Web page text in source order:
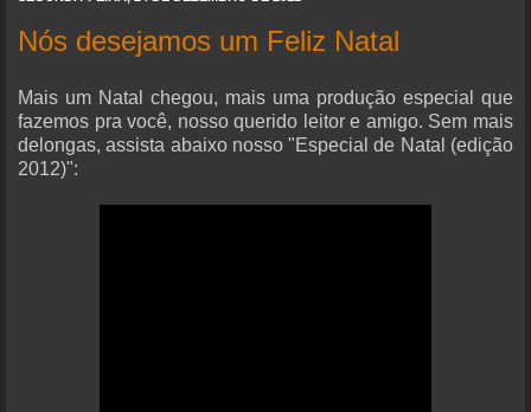
Nós desejamos um Feliz Natal
Mais um Natal chegou, mais uma produção especial que
fazemos pra você, nosso querido leitor e amigo. Sem mais
delongas, assista abaixo nosso "Especial de Natal (edição
2012)":